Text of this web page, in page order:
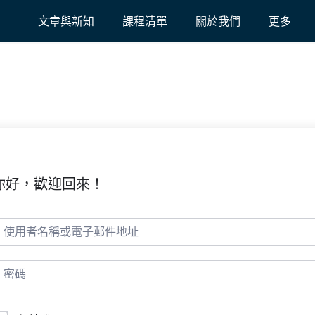
文章與新知 課程清單 關於我們 更多
好，歡迎回來！